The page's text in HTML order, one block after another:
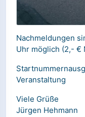
Nachmeldungen
Uhr möglich (2,- €
Veranstaltung
Viele Grüße
Jürgen Hehmann